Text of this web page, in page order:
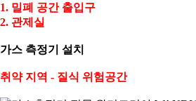
1. 밀폐 공간 출입구
2. 관제실
가스 측정기 설치
취약 지역 - 질식 위험공간